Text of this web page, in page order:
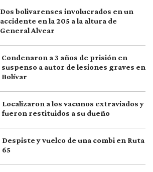
Dos bolivarenses involucrados en un
accidente en la 205 a la altura de
General Alvear
Condenaron a 3 años de prisión en
suspenso a autor de lesiones graves en
Bolívar
Localizaron a los vacunos extraviados y
fueron restituidos a su dueño
Despiste y vuelco de una combi en Ruta
65